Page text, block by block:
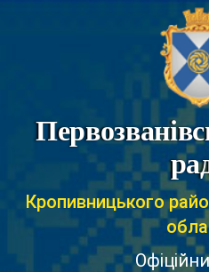
Кропивницького